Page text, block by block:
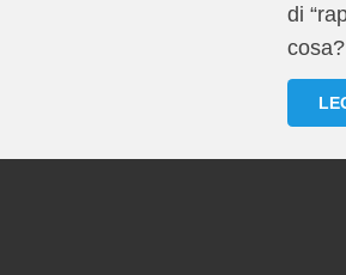
di
cosa?